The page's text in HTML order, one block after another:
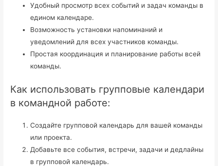
Удобный просмотр всех событий и задач команды в
едином календаре.
Возможность установки напоминаний и
уведомлений для всех участников команды.
Простая координация и планирование работы всей
команды.
Как использовать групповые календари
в командной работе:
Создайте групповой календарь для вашей команды
или проекта.
Добавьте все события, встречи, задачи и дедлайны
в групповой календарь.